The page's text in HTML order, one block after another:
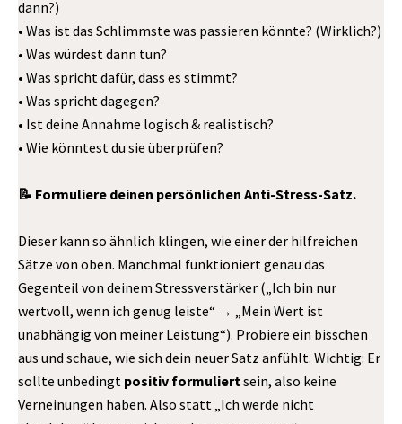
dann?)
• Was ist das Schlimmste was passieren könnte? (Wirklich?)
• Was würdest dann tun?
• Was spricht dafür, dass es stimmt?
• Was spricht dagegen?
• Ist deine Annahme logisch & realistisch?
• Wie könntest du sie überprüfen?
📝 Formuliere deinen persönlichen Anti-Stress-Satz.
Dieser kann so ähnlich klingen, wie einer der hilfreichen
Sätze von oben. Manchmal funktioniert genau das
Gegenteil von deinem Stressverstärker („Ich bin nur
wertvoll, wenn ich genug leiste“ → „Mein Wert ist
unabhängig von meiner Leistung“). Probiere ein bisschen
aus und schaue, wie sich dein neuer Satz anfühlt. Wichtig: Er
sollte unbedingt positiv formuliert sein, also keine
Verneinungen haben. Also statt „Ich werde nicht